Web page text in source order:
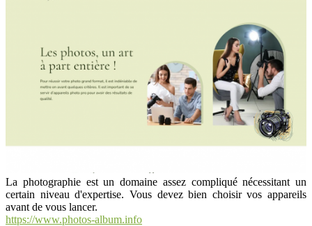
La photographie est un domaine assez compliqué nécessitant un
certain niveau d'expertise. Vous devez bien choisir vos appareils
avant de vous lancer.
https://www.photos-album.info